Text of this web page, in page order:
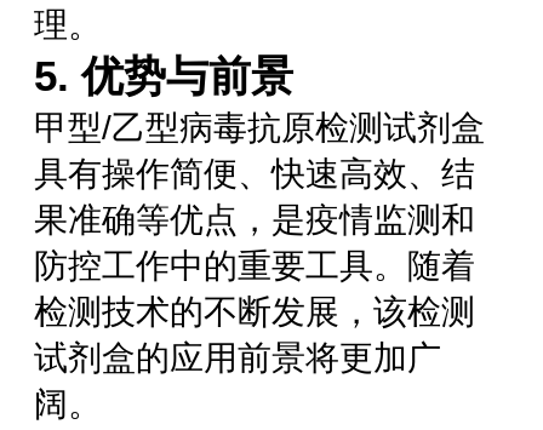
理。
5. 优势与前景
甲型/乙型病毒抗原检测试剂盒
具有操作简便、快速高效、结
果准确等优点，是疫情监测和
防控工作中的重要工具。随着
检测技术的不断发展，该检测
试剂盒的应用前景将更加广
阔。